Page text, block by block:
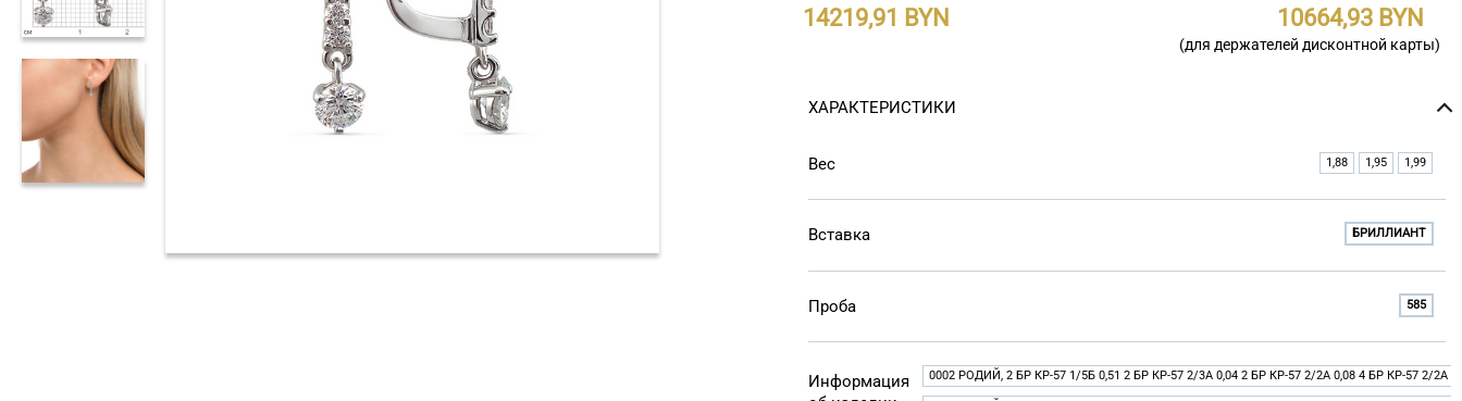
14219,91 10664,93
(для держателей дисконтной карты)
ХАРАКТЕРИСТИКИ
Вес 1,88 1,95 1,99
Вставка БРИЛЛИАНТ
Проба 585
Информация
0002 РОДИЙ, 2 БР КР-57 1/5Б 0,51 2 БР КР-57 2/3A 0,04 2 БР КР-57 2/2A 0,08 4 БР КР-57 2/2A